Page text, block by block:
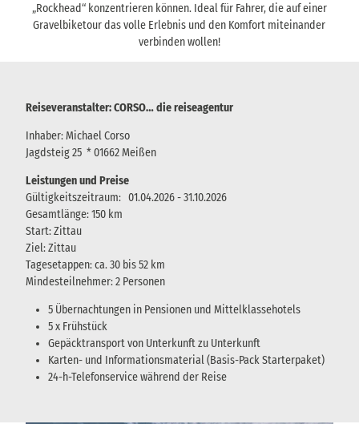
„Rockhead“ konzentrieren können. Ideal für Fahrer, die auf einer
Gravelbiketour das volle Erlebnis und den Komfort miteinander
verbinden wollen!
Reiseveranstalter: CORSO… die reiseagentur
Inhaber: Michael Corso
Jagdsteig 25 * 01662 Meißen
Leistungen und Preise
Gültigkeitszeitraum: 01.04.2026 - 31.10.2026
Gesamtlänge: 150 km
Start: Zittau
Ziel: Zittau
Tagesetappen: ca. 30 bis 52 km
Mindesteilnehmer: 2 Personen
5 Übernachtungen in Pensionen und Mittelklassehotels
5 x Frühstück
Gepäcktransport von Unterkunft zu Unterkunft
Karten- und Informationsmaterial (Basis-Pack Starterpaket)
24-h-Telefonservice während der Reise